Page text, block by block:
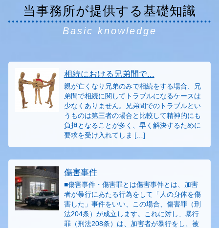
当事務所が提供する基礎知識
Basic knowledge
相続における兄弟間で...
親が亡くなり兄弟のみで相続をする場合、兄
弟間で相続に関してトラブルになるケースは
少なくありません。兄弟間でのトラブルとい
うものは第三者の場合と比較して精神的にも
負担となることが多く、早く解決するために
要求を受け入れてしま […]
傷害事件
■傷害事件・傷害罪とは傷害事件とは、加害
者が暴行にあたる行為をして「人の身体を傷
害した」事件をいい、この場合、傷害罪（刑
法204条）が成立します。これに対し、暴行
罪（刑法208条）は、加害者が暴行をし、被